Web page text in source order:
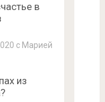
в
с Марией
из